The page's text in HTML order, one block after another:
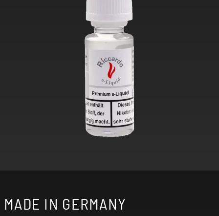
MADE IN GERMANY